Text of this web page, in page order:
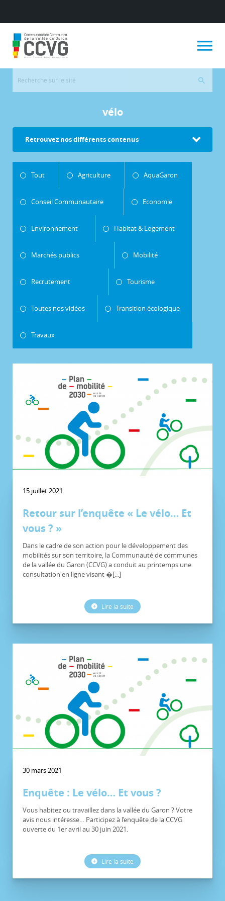
vélo
Retrouvez nos différents contenus
Tout Agriculture AquaGaron
Conseil Communautaire Economie
Environnement Habitat & Logement
Marchés publics Mobilité
Recrutement Tourisme
Toutes nos vidéos Transition écologique
Travaux
15 juillet 2021
Retour sur l’enquête « Le vélo… Et
vous ? »
Dans le cadre de son action pour le développement des
mobilités sur son territoire, la Communauté de communes
de la vallée du Garon (CCVG) a conduit au printemps une
consultation en ligne visant �[...]
Lire la suite
30 mars 2021
Enquête : Le vélo… Et vous ?
Vous habitez ou travaillez dans la vallée du Garon ? Votre
avis nous intéresse… Participez à l’enquête de la CCVG
ouverte du 1er avril au 30 juin 2021.
Lire la suite